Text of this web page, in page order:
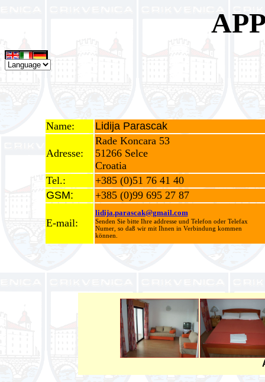
Name: Lidija Parascak
Adresse:
Rade Koncara 53
51266 Selce
Croatia
Tel.:
+385 (0)51 76 41 40
GSM:
+385 (0)99 695 27 87
E-mail:
lidija.parascak@gmail.com
Senden Sie bitte Ihre addresse und Telefon oder Telefax
Numer, so daß wir mit Ihnen in Verbindung kommen
können.